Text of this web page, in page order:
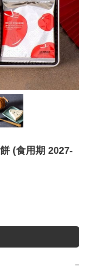
(食用期 2027-
−